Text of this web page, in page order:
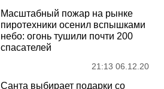
Масштабный пожар на рынке
пиротехники осенил вспышками
небо: огонь тушили почти 200
спасателей
21:13 06.12.20
Санта выбирает подарки со